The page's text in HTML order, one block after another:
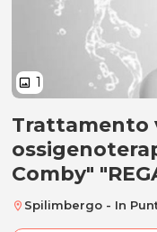
image 1
Trattamento
Comby"
location_on Spilimbergo - In